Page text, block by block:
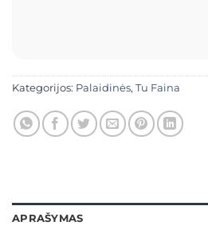
Kategorijos: Palaidinės, Tu Faina
APRAŠYMAS